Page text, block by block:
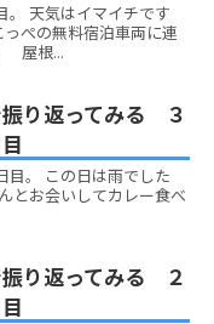
。 天気はイマイチです
ぺの無料宿泊車両に連
屋根...
り返ってみる ３
目。 この日は雨でした
とお会いしてカレー食べ
り返ってみる ２